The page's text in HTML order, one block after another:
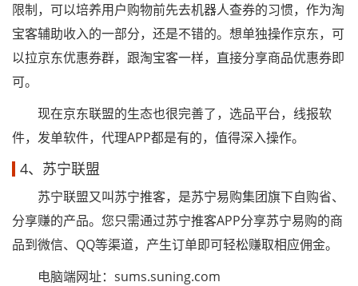
限制，可以培养用户购物前先去机器人查券的习惯，作为淘
宝客辅助收入的一部分，还是不错的。想单独操作京东，可
以拉京东优惠券群，跟淘宝客一样，直接分享商品优惠券即
可。
现在京东联盟的生态也很完善了，选品平台，线报软
件，发单软件，代理APP都是有的，值得深入操作。
4、苏宁联盟
苏宁联盟又叫苏宁推客，是苏宁易购集团旗下自购省、
分享赚的产品。您只需通过苏宁推客APP分享苏宁易购的商
品到微信、QQ等渠道，产生订单即可轻松赚取相应佣金。
电脑端网址：sums.suning.com